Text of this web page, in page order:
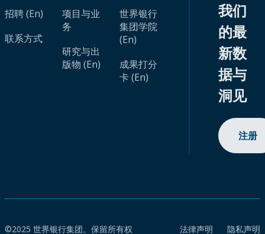
招聘 (En)
联系方式
项目与业
务
研究与出
版物 (En)
世界银行
集团学院
(En)
成果打分
卡 (En)
我们
的最
新数
据与
洞见
注册
©2025 世界银行集团。保留所有权
法律声明
隐私声明